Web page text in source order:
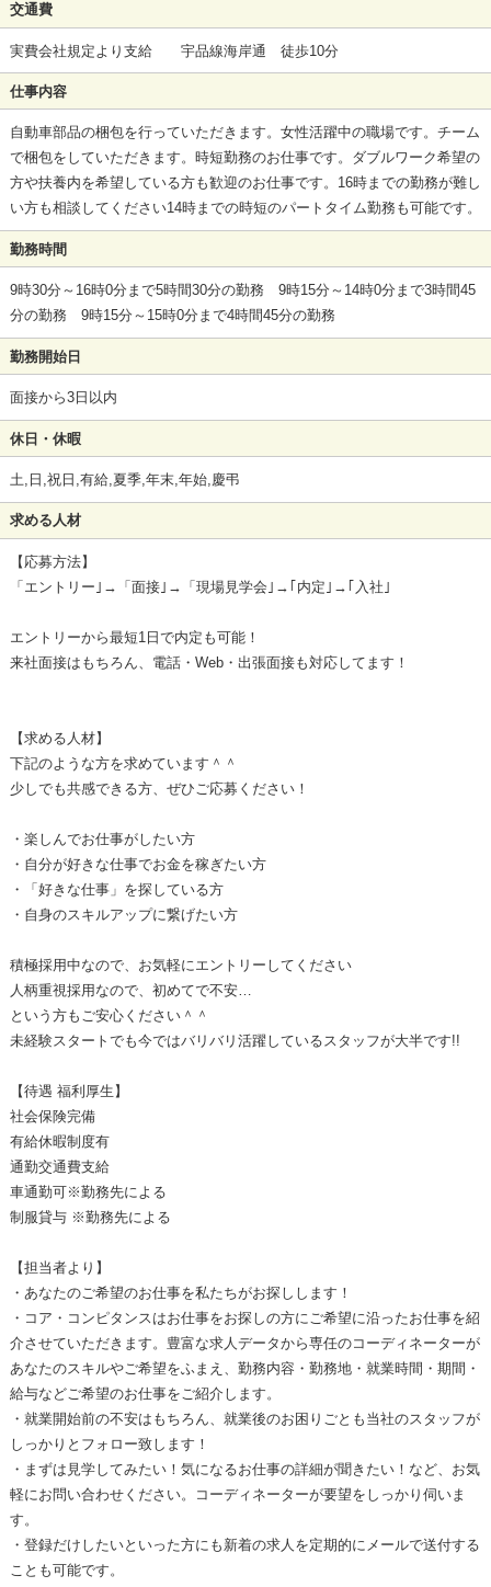
交通費
実費会社規定より支給 宇品線海岸通 徒歩10分
仕事内容
自動車部品の梱包を行っていただきます。女性活躍中の職場です。チーム
で梱包をしていただきます。時短勤務のお仕事です。ダブルワーク希望の
方や扶養内を希望している方も歓迎のお仕事です。16時までの勤務が難し
い方も相談してください14時までの時短のパートタイム勤務も可能です。
勤務時間
9時30分～16時0分まで5時間30分の勤務 9時15分～14時0分まで3時間45
分の勤務 9時15分～15時0分まで4時間45分の勤務
勤務開始日
面接から3日以内
休日・休暇
土,日,祝日,有給,夏季,年末,年始,慶弔
求める人材
【応募方法】
「エントリー｣→「面接｣→「現場見学会｣→｢内定｣→｢入社｣
エントリーから最短1日で内定も可能！
来社面接はもちろん、電話・Web・出張面接も対応してます！
【求める人材】
下記のような方を求めています＾＾
少しでも共感できる方、ぜひご応募ください！
・楽しんでお仕事がしたい方
・自分が好きな仕事でお金を稼ぎたい方
・「好きな仕事」を探している方
・自身のスキルアップに繋げたい方
積極採用中なので、お気軽にエントリーしてください
人柄重視採用なので、初めてで不安…
という方もご安心ください＾＾
未経験スタートでも今ではバリバリ活躍しているスタッフが大半です!!
【待遇 福利厚生】
社会保険完備
有給休暇制度有
通勤交通費支給
車通勤可※勤務先による
制服貸与 ※勤務先による
【担当者より】
・あなたのご希望のお仕事を私たちがお探しします！
・コア・コンピタンスはお仕事をお探しの方にご希望に沿ったお仕事を紹
介させていただきます。豊富な求人データから専任のコーディネーターが
あなたのスキルやご希望をふまえ、勤務内容・勤務地・就業時間・期間・
給与などご希望のお仕事をご紹介します。
・就業開始前の不安はもちろん、就業後のお困りごとも当社のスタッフが
しっかりとフォロー致します！
・まずは見学してみたい！気になるお仕事の詳細が聞きたい！など、お気
軽にお問い合わせください。コーディネーターが要望をしっかり伺いま
す。
・登録だけしたいといった方にも新着の求人を定期的にメールで送付する
ことも可能です。